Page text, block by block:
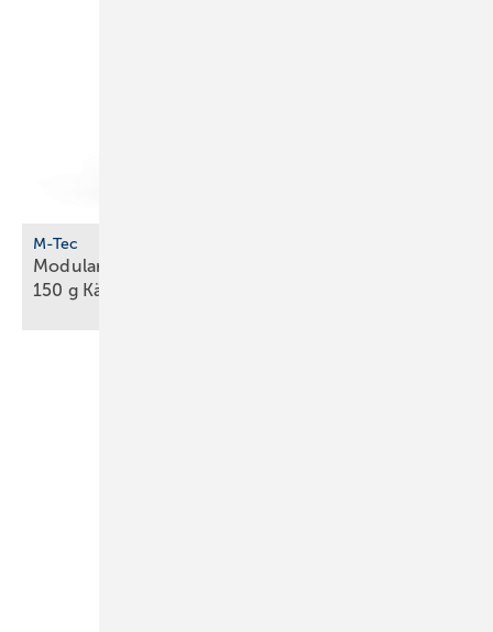
M-Tec
Modulare Propan-Wärmepumpe unter
150 g Kältemittel für